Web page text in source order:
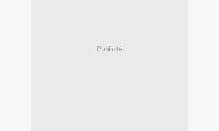
Publicité